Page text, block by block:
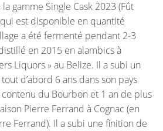
gamme Single Cask 2023 (Fût
est disponible en quantité
a été fermenté pendant 2-3
en 2015 en alambics à
Liquors » au Belize. Il a subi un
d’abord 6 ans dans son pays
contenu du Bourbon et 1 an de plus
Pierre Ferrand à Cognac (en
Ferrand). Il a subi une finition de